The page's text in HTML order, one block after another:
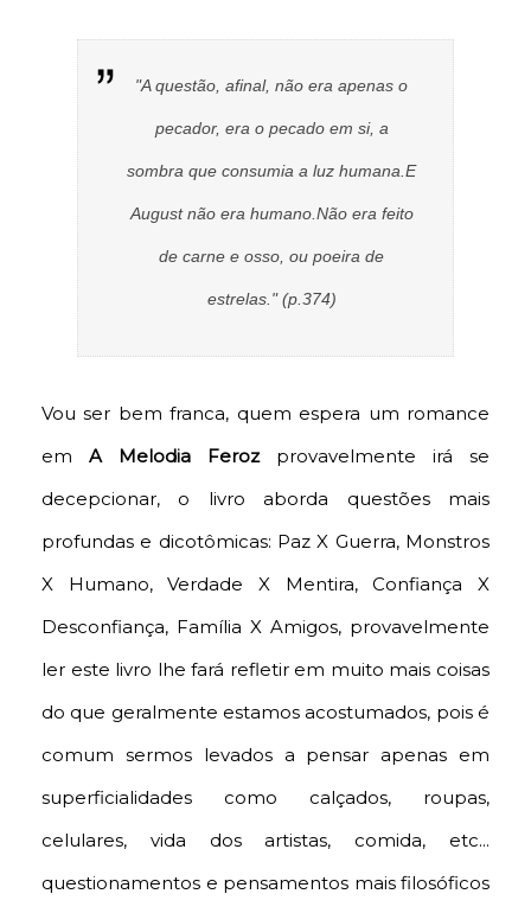
"A questão, afinal, não era apenas o
pecador, era o pecado em si, a
sombra que consumia a luz humana. E
August não era humano. Não era feito
de carne e osso, ou poeira de
estrelas." (p.374)
Vou ser bem franca, quem espera um romance
em A Melodia Ferozprovavelmente irá se
decepcionar, o livro aborda questões mais
profundas e dicotômicas: Paz X Guerra, Monstros
X Humano, Verdade X Mentira, Confiança X
Desconfiança, Família X Amigos, provavelmente
ler este livro lhe fará refletir em muito mais coisas
do que geralmente estamos acostumados, pois é
comum sermos levados a pensar apenas em
superficialidades como calçados, roupas,
celulares, vida dos artistas, comida, etc...
questionamentos e pensamentos mais filosóficos